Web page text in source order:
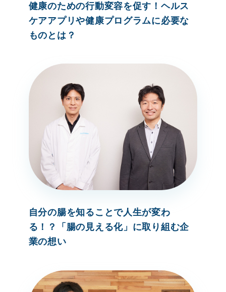
健康のための行動変容を促す！ヘルス
ケアアプリや健康プログラムに必要な
ものとは？
自分の腸を知ることで人生が変わ
る！？「腸の見える化」に取り組む企
業の想い